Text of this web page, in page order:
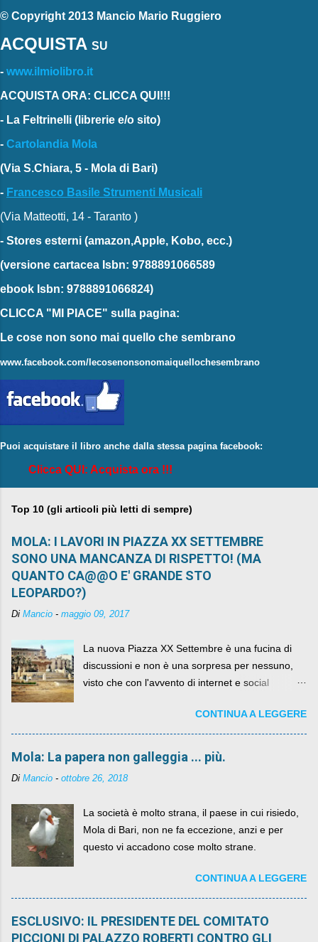
© Copyright 2013 Mancio Mario Ruggiero
ACQUISTA SU
- www.ilmiolibro.it
ACQUISTA ORA: CLICCA QUI!!!
- La Feltrinelli (librerie e/o sito)
- Cartolandia Mola
(Via S.Chiara, 5 - Mola di Bari)
- Francesco Basile Strumenti Musicali
(Via Matteotti, 14 - Taranto )
- Stores esterni (amazon,Apple, Kobo, ecc.)
(versione cartacea Isbn: 9788891066589
ebook Isbn: 9788891066824)
CLICCA "MI PIACE" sulla pagina:
Le cose non sono mai quello che sembrano
www.facebook.com/lecosenonsonomaiquellochesembrano
Puoi acquistare il libro anche dalla stessa pagina facebook:
Clicca QUI: Acquista ora !!!
Top 10 (gli articoli più letti di sempre)
MOLA: I LAVORI IN PIAZZA XX SETTEMBRE
SONO UNA MANCANZA DI RISPETTO! (MA
QUANTO CA@@O E' GRANDE STO
LEOPARDO?)
Di Mancio - maggio 09, 2017
La nuova Piazza XX Settembre è una fucina di
discussioni e non è una sorpresa per nessuno,
visto che con l'avvento di internet e social
sua lasciandone anche traccia scritta nel web.
CONTINUA A LEGGERE
Mola: La papera non galleggia ... più.
Di Mancio - ottobre 26, 2018
La società è molto strana, il paese in cui risiedo,
Mola di Bari, non ne fa eccezione, anzi e per
questo vi accadono cose molto strane.
CONTINUA A LEGGERE
ESCLUSIVO: IL PRESIDENTE DEL COMITATO
PICCIONI DI PALAZZO ROBERTI CONTRO GLI